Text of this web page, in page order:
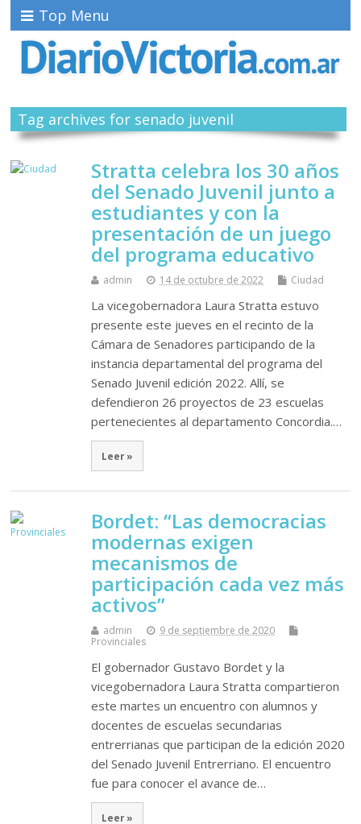
Top Menu
Tag archives for senado juvenil
Stratta celebra los 30 años
del Senado Juvenil junto a
estudiantes y con la
presentación de un juego
del programa educativo
admin 14 de octubre de 2022 Ciudad
La vicegobernadora Laura Stratta estuvo
presente este jueves en el recinto de la
Cámara de Senadores participando de la
instancia departamental del programa del
Senado Juvenil edición 2022. Allí, se
defendieron 26 proyectos de 23 escuelas
pertenecientes al departamento Concordia.…
Leer »
Bordet: “Las democracias
modernas exigen
mecanismos de
participación cada vez más
activos”
admin
9 de septiembre de 2020
Provinciales
El gobernador Gustavo Bordet y la
vicegobernadora Laura Stratta compartieron
este martes un encuentro con alumnos y
docentes de escuelas secundarias
entrerrianas que participan de la edición 2020
del Senado Juvenil Entrerriano. El encuentro
fue para conocer el avance de…
Leer »